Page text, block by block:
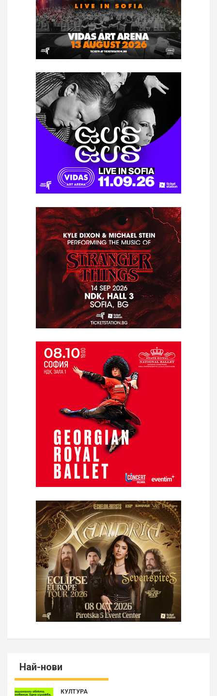
Най-нови
КУЛТУРА